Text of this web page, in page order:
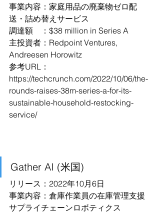
事業内容：家庭用品の廃棄物ゼロ配
送・詰め替えサービス
調達額　：$38 million in Series A
主投資者：Redpoint Ventures,
Andreesen Horowitz
参考URL：
https://techcrunch.com/2022/10/06/the-
rounds-raises-38m-series-a-for-its-
sustainable-household-restocking-
service/
Gather AI (米国)
リリース：2022年10月6日
事業内容：倉庫作業員の在庫管理支援
サプライチェーンロボティクス